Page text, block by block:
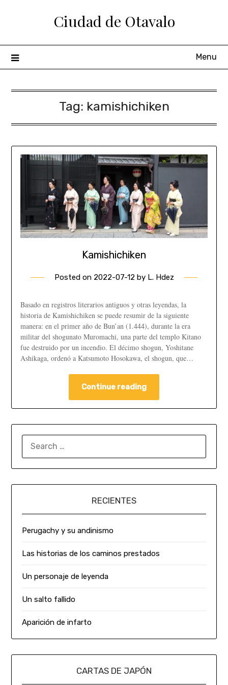
Ciudad de Otavalo
Menu
Tag: kamishichiken
Kamishichiken
Posted on 2022-07-12 by L. Hdez
Basado en registros literarios antiguos y otras leyendas, la
historia de Kamishichiken se puede resumir de la siguiente
manera: en el primer año de Bun’an (1.444), durante la era
militar del shogunato Muromachi, una parte del templo Kitano
fue destruido por un incendio. El décimo shogun, Yoshitane
Ashikaga, ordenó a Katsumoto Hosokawa, el shogun, que…
Continue reading
RECIENTES
Perugachy y su andinismo
Las historias de los caminos prestados
Un personaje de leyenda
Un salto fallido
Aparición de infarto
CARTAS DE JAPÓN